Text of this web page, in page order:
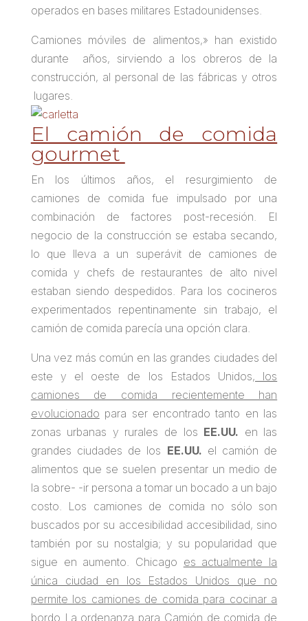
operados en bases militares Estadounidenses.
Camiones móviles de alimentos,» han existido
durante años, sirviendo a los obreros de la
construcción, al personal de las fábricas y otros
lugares.
El camión de comida
gourmet
En los últimos años, el resurgimiento de
camiones de comida fue impulsado por una
combinación de factores post-recesión. El
negocio de la construcción se estaba secando,
lo que lleva a un superávit de camiones de
comida y chefs de restaurantes de alto nivel
estaban siendo despedidos. Para los cocineros
experimentados repentinamente sin trabajo, el
camión de comida parecía una opción clara.
Una vez más común en las grandes ciudades del
este y el oeste de los Estados Unidos, los
camiones de comida recientemente han
evolucionado para ser encontrado tanto en las
zonas urbanas y rurales de los EE.UU. en las
grandes ciudades de los EE.UU. el camión de
alimentos que se suelen presentar un medio de
la sobre- -ir persona a tomar un bocado a un bajo
costo. Los camiones de comida no sólo son
buscados por su accesibilidad accesibilidad, sino
también por su nostalgia; y su popularidad que
sigue en aumento. Chicago es actualmente la
única ciudad en los Estados Unidos que no
permite los camiones de comida para cocinar a
bordo La ordenanza para Camión de comida de